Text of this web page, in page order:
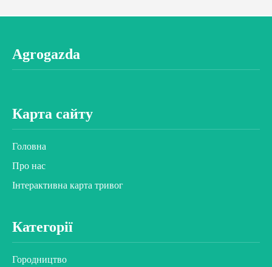
Agrogazda
Карта сайту
Головна
Про нас
Інтерактивна карта тривог
Категорії
Городництво